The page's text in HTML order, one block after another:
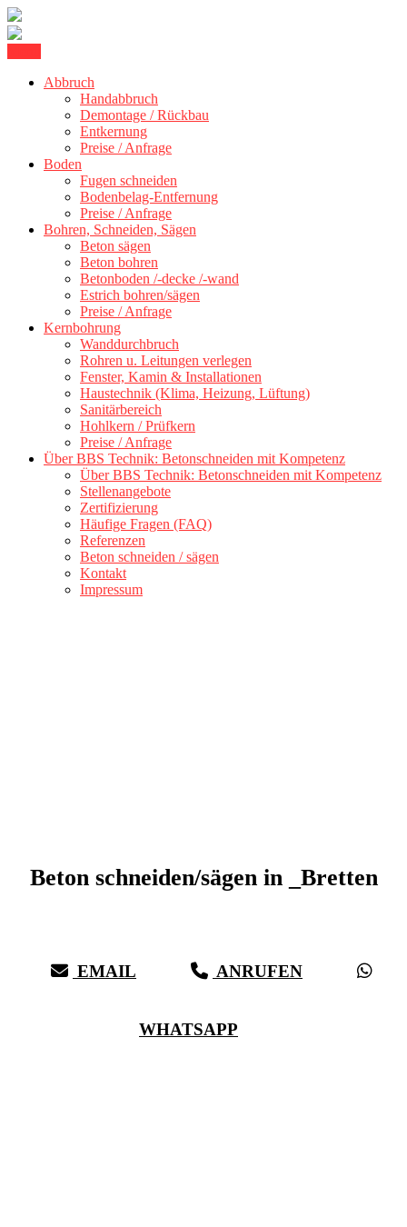
content
BBS Technik GmbH
300 kmAbbruch
Handabbruch
Demontage / Rückbau
Entkernung
Preise / Anfrage
Boden
Fugen schneiden
Bodenbelag-Entfernung
Preise / Anfrage
Bohren, Schneiden, Sägen
Beton sägen
Beton bohren
Betonboden /-decke /-wand
Estrich bohren/sägen
Preise / Anfrage
Kernbohrung
Wanddurchbruch
Rohren u. Leitungen verlegen
Fenster, Kamin & Installationen
Haustechnik (Klima, Heizung, Lüftung)
Sanitärbereich
Hohlkern / Prüfkern
Preise / Anfrage
Über BBS Technik: Betonschneiden mit Kompetenz
Über BBS Technik: Betonschneiden mit Kompetenz
Stellenangebote
Zertifizierung
Häufige Fragen (FAQ)
Referenzen
Beton schneiden / sägen
Kontakt
Impressum
Beton schneiden/sägen in _Bretten
EMAIL ANRUFEN
WHATSAPP